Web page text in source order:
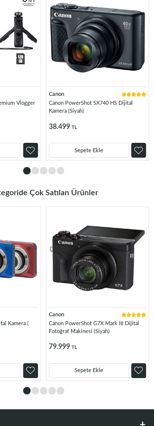
Vlogger
Canon
Canon PowerShot SX740 HS Dijital
Kamera (Siyah)
38.499 TL
Sepete Ekle
Çok Satılan Ürünler
Kamera (
Canon
Canon PowerShot G7X Mark III Dijital
Fotoğraf Makinesi (Siyah)
79.999 TL
Sepete Ekle